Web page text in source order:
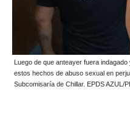
Luego de que anteayer fuera
estos hechos de abuso sexual en
Subcomisaría de Chillar. EPDS AZUL/